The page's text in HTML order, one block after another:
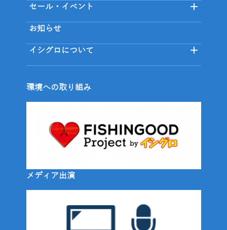
セール・イベント
お知らせ
イシグロについて
環境への取り組み
メディア出演